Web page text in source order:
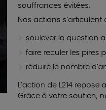
souffrances évitées.
Nos actions
soulever la question
faire reculer les pires
réduire le nombre
L’action de L214
Grâce à votre soutien,